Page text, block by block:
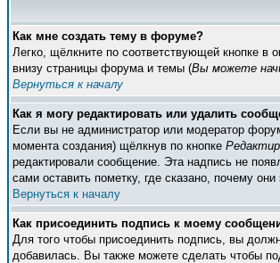
Как мне создать тему в форуме?
Легко, щёлкните по соответствующей кнопке
внизу страницы форума и темы (Вы можете
Вернуться к началу
Как я могу редактировать или удалить
Если вы не администратор или модератор
момента создания) щёлкнув по кнопке
редактировали сообщение. Эта надпись не
сами оставить пометку, где сказано, почему
Вернуться к началу
Как присоединить подпись к моему
Для того чтобы присоединить подпись, вы
добавилась. Вы также можете сделать чтобы